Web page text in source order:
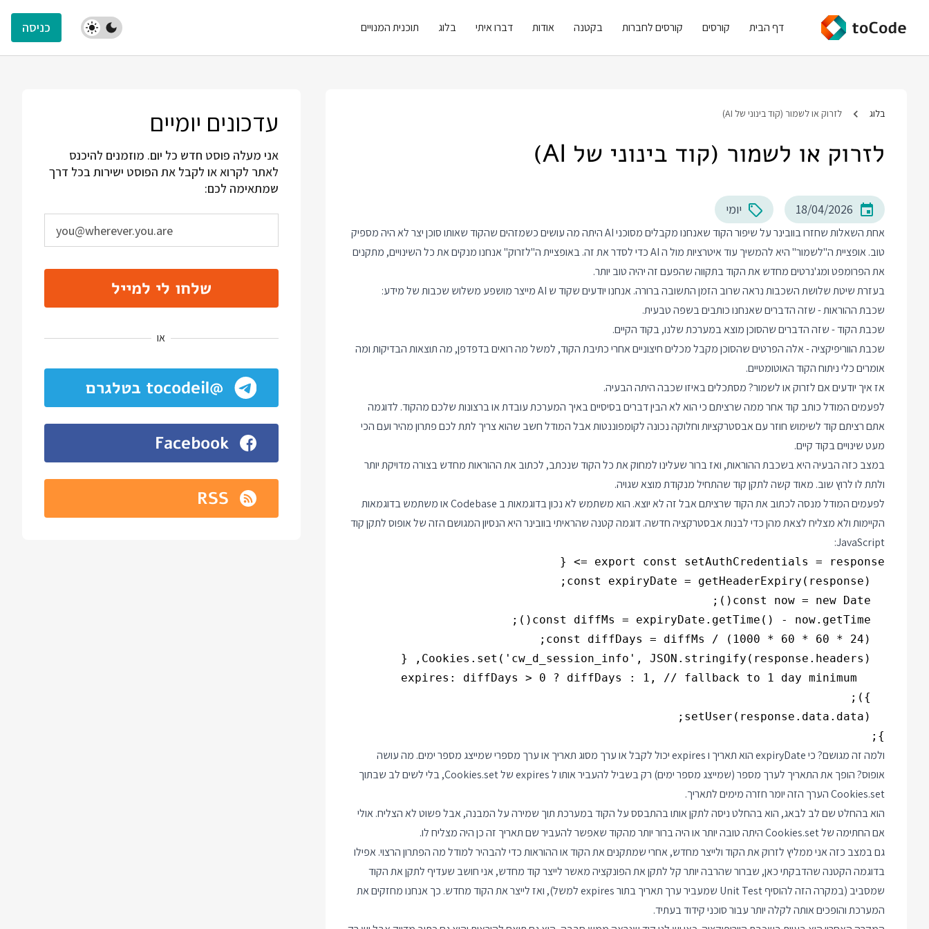
דף הבית קורסים קורסים לחברות בקטנה אודות דברו איתי בלוג תוכנית המנויים כניסה
בלוג לזרוק או לשמור (קוד בינוני של AI)
לזרוק או לשמור (קוד בינוני של AI)
18/04/2026 יומי
אחת השאלות שחזרו בוובינר על שיפור הקוד שאנחנו מקבלים מסוכני AI היתה מה עושים כשמזהים שהקוד שאותו סוכן יצר לא היה מספיק
טוב. אופציית ה"לשמור" היא להמשיך עוד איטרציות מול ה AI כדי לסדר את זה. באופציית ה"לזרוק" אנחנו מנקים את כל השינויים, מתקנים
את הפרומפט ומג'נרטים מחדש את הקוד בתקווה שהפעם זה יהיה טוב יותר.
בעזרת שיטת שלושת השכבות נראה שרוב הזמן התשובה ברורה. אנחנו יודעים שקוד ש AI מייצר מושפע משלוש שכבות של מידע:
שכבת ההוראות - שזה הדברים שאנחנו כותבים בשפה טבעית.
שכבת הקוד - שזה הדברים שהסוכן מוצא במערכת שלנו, בקוד הקיים.
שכבת הווריפיקציה - אלה הפרטים שהסוכן מקבל מכלים חיצוניים אחרי כתיבת הקוד, למשל מה רואים בדפדפן, מה תוצאות הבדיקות ומה
אומרים כלי ניתוח הקוד האוטומטיים.
אז איך יודעים אם לזרוק או לשמור? מסתכלים באיזו שכבה היתה הבעיה.
לפעמים המודל כותב קוד אחר ממה שרציתם כי הוא לא הבין דברים בסיסיים באיך המערכת עובדת או ברצונות שלכם מהקוד. לדוגמה
אתם רציתם קוד לשימוש חוזר עם אבסטרקציות וחלוקה נכונה לקומפוננטות אבל המודל חשב שהוא צריך לתת לכם פתרון מהיר ועם הכי
מעט שינויים בקוד קיים.
במצב כזה הבעיה היא בשכבת ההוראות, ואז ברור שעלינו למחוק את כל הקוד שנכתב, לכתוב את ההוראות מחדש בצורה מדויקת יותר
ולתת לו לרוץ שוב. מאוד קשה לתקן קוד שהתחיל מנקודת מוצא שגויה.
לפעמים המודל מנסה לכתוב את הקוד שרציתם אבל זה לא יוצא. הוא משתמש לא נכון בדוגמאות ב Codebase או משתמש בדוגמאות
הקיימות ולא מצליח לצאת מהן כדי לבנות אבסטרקציה חדשה. דוגמה קטנה שהראיתי בוובינר היא הנסיון המגושם הזה של אופוס לתקן קוד
JavaScript:
};
ולמה זה מגושם? כי expiryDate הוא תאריך ו expires יכול לקבל או ערך מסוג תאריך או ערך מספרי שמייצג מספר ימים. מה עושה
אופוס? הופך את התאריך לערך מספר (שמייצג מספר ימים) רק בשביל להעביר אותו ל expires של Cookies.set, בלי לשים לב שבתוך
Cookies.set הערך הזה יומר חזרה מימים לתאריך.
הוא בהחלט שם לב לבאג, הוא בהחלט ניסה לתקן אותו בהתבסס על הקוד במערכת תוך שמירה על המבנה, אבל פשוט לא הצליח. אולי
אם החתימה של Cookies.set היתה טובה יותר או היה ברור יותר מהקוד שאפשר להעביר שם תאריך זה כן היה מצליח לו.
גם במצב כזה אני ממליץ לזרוק את הקוד ולייצר מחדש, אחרי שמתקנים את הקוד או ההוראות כדי להבהיר למודל מה הפתרון הרצוי. אפילו
בדוגמה הקטנה שהדבקתי כאן, שברור שהרבה יותר קל לתקן את הפונקציה מאשר לייצר קוד מחדש, אני חושב שעדיף לתקן את הקוד
שמסביב (במקרה הזה להוסיף Unit Test שמעביר ערך תאריך בתור expires למשל), ואז לייצר את הקוד מחדש. כך אנחנו מחזקים את
המערכת והופכים אותה לקלה יותר עבור סוכני קידוד בעתיד.
עדכונים יומיים
אני מעלה פוסט חדש כל יום. מוזמנים להיכנס
לאתר לקרוא או לקבל את הפוסט ישירות בכל דרך
שמתאימה לכם:
שלחו לי למייל
או
@tocodeil בטלגרם
Facebook
RSS